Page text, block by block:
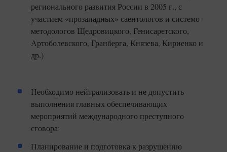
регионального развития России в 2005 г., с
участием «прозападных» саентологов и системо-
методологов Щедровицкого, Генисаретского,
Артоболевского, Гранберга, Князева, Кириенко и
др.)
Необходимо нейтрализовать и не допустить
выполнения главных обеспечивающих
мероприятий международного преступного
сговора:
Планирование и подготовка к разрушению